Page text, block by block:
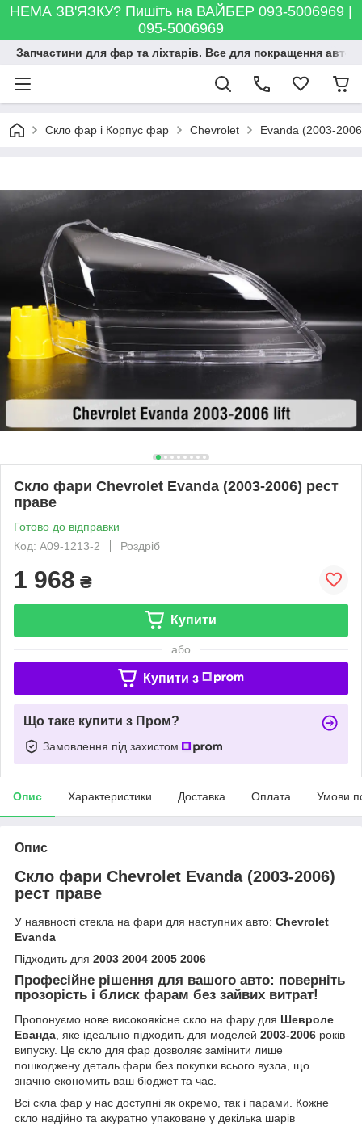
НЕМА ЗВ'ЯЗКУ? Пишіть на ВАЙБЕР 093-5006969 |
095-5006969
Запчастини для фар та ліхтарів. Все для покращення
Скло фар і Корпус фар Chevrolet Evanda (2003-
Скло фари Chevrolet Evanda (2003-2006) рест
праве
Готово до відправки
Код: A09-1213-2
Роздріб
1 968 ₴
Купити
або
Купити з
Що таке купити з Пром?
Замовлення під захистом
Опис Характеристики Доставка Оплата Умови
Опис
Скло фари Chevrolet Evanda (2003-2006)
рест праве
У наявності стекла на фари для наступних авто: Chevrolet
Evanda
Підходить для 2003 2004 2005 2006
Професійне рішення для вашого авто: поверніть
прозорість і блиск фарам без зайвих витрат!
Пропонуємо нове високоякісне скло на фару для Шевроле
Еванда, яке ідеально підходить для моделей 2003-2006 років
випуску. Це скло для фар дозволяє замінити лише
пошкоджену деталь фари без покупки всього вузла, що
значно економить ваш бюджет та час.
Всі скла фар у нас доступні як окремо, так і парами. Кожне
скло надійно та акуратно упаковане у декілька шарів